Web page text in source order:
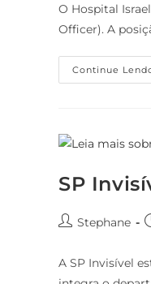
O Hospital
Officer). A
Continue
SP
Stephane
A SP Invisível